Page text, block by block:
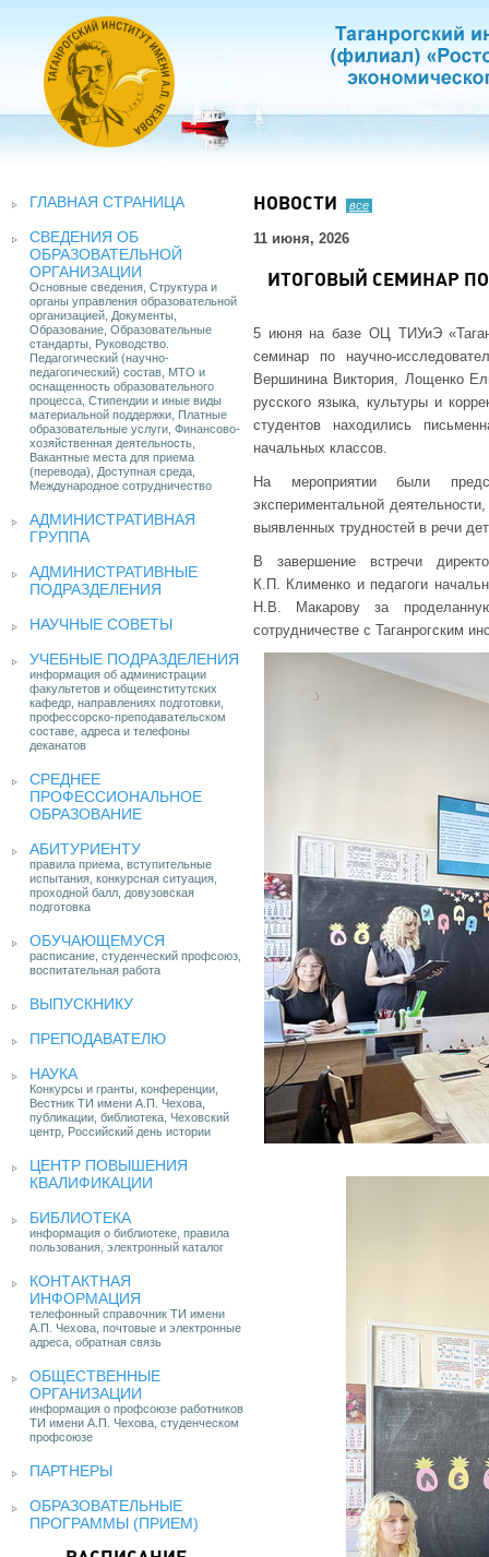
ГЛАВНАЯ СТРАНИЦА
СВЕДЕНИЯ ОБ
ОБРАЗОВАТЕЛЬНОЙ
ОРГАНИЗАЦИИ
Основные сведения, Структура и
органы управления образовательной
организацией, Документы,
Образование, Образовательные
стандарты, Руководство.
Педагогический (научно-
педагогический) состав, МТО и
оснащенность образовательного
процесса, Стипендии и иные виды
материальной поддержки, Платные
образовательные услуги, Финансово-
хозяйственная деятельность,
Вакантные места для приема
(перевода), Доступная среда,
Международное сотрудничество
АДМИНИСТРАТИВНАЯ
ГРУППА
АДМИНИСТРАТИВНЫЕ
ПОДРАЗДЕЛЕНИЯ
НАУЧНЫЕ СОВЕТЫ
УЧЕБНЫЕ ПОДРАЗДЕЛЕНИЯ
информация об администрации
факультетов и общеинститутских
кафедр, направлениях подготовки,
профессорско-преподавательском
составе, адреса и телефоны
деканатов
СРЕДНЕЕ
ПРОФЕССИОНАЛЬНОЕ
ОБРАЗОВАНИЕ
АБИТУРИЕНТУ
правила приема, вступительные
испытания, конкурсная ситуация,
проходной балл, довузовская
подготовка
ОБУЧАЮЩЕМУСЯ
расписание, студенческий профсоюз,
воспитательная работа
ВЫПУСКНИКУ
ПРЕПОДАВАТЕЛЮ
НАУКА
Конкурсы и гранты, конференции,
Вестник ТИ имени А.П. Чехова,
публикации, библиотека, Чеховский
центр, Российский день истории
ЦЕНТР ПОВЫШЕНИЯ
КВАЛИФИКАЦИИ
БИБЛИОТЕКА
информация о библиотеке, правила
пользования, электронный каталог
КОНТАКТНАЯ
ИНФОРМАЦИЯ
телефонный справочник ТИ имени
А.П. Чехова, почтовые и электронные
адреса, обратная связь
ОБЩЕСТВЕННЫЕ
ОРГАНИЗАЦИИ
информация о профсоюзе работников
ТИ имени А.П. Чехова, студенческом
профсоюзе
ПАРТНЕРЫ
ОБРАЗОВАТЕЛЬНЫЕ
ПРОГРАММЫ (ПРИЕМ)
НОВОСТИ все
11 июня, 2026
ИТОГОВЫЙ СЕМИНАР
5 июня на базе ОЦ ТИУиЭ
семинар по научно-
Вершинина Виктория, Лощенко
русского языка, культуры и
студентов находились
начальных классов.
На мероприятии были
экспериментальной
выявленных трудностей в речи
В завершение встречи
К.П. Клименко и педагоги
Н.В. Макарову за
сотрудничестве с Таганрогским